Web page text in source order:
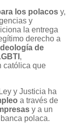
los polacos y,
y
la entrega
derecho a
de
,
católica que
y Justicia ha
a través de
y a un
polaca.